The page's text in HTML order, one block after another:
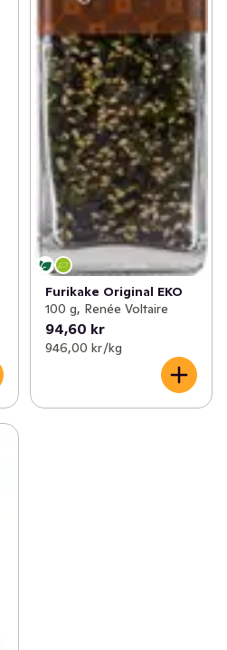
Furikake Original EKO
100 g, Renée Voltaire
94,60 kr
946,00 kr /kg